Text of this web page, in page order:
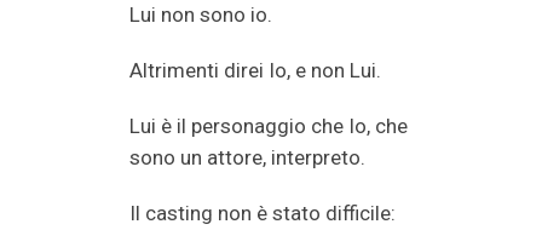
Lui non sono io.
Altrimenti direi Io, e non Lui.
Lui è il personaggio che Io, che
sono un attore, interpreto.
Il casting non è stato difficile: